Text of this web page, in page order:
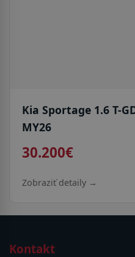
Kia Sportage 1.6 T-
MY26
30.200€
Zobraziť detaily →
Kontakt